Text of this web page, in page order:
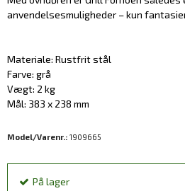
anvendelsesmuligheder – kun
Materiale: Rustfrit stål
Farve: grå
Vægt: 2 kg
Mål: 383 x 238 mm
Model/Varenr.: 1909665
På lager